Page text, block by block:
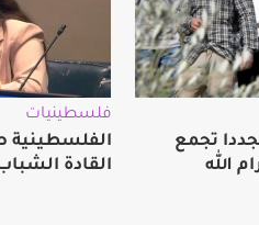
تجمع
الله
فلسطينيات
القادة